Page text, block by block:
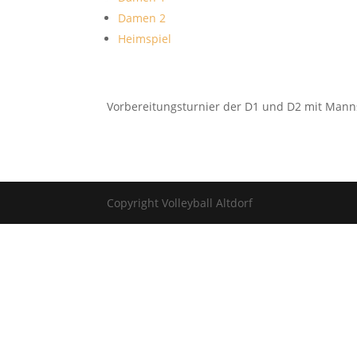
Damen 2
Heimspiel
Vorbereitungsturnier der D1 und D2 mit
Copyright Volleyball Altdorf